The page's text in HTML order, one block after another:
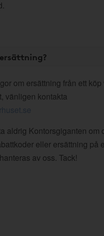
om ersättning från ett köp
vänligen kontakta
aldrig Kontorsgiganten om
eller ersättning på
av oss. Tack!